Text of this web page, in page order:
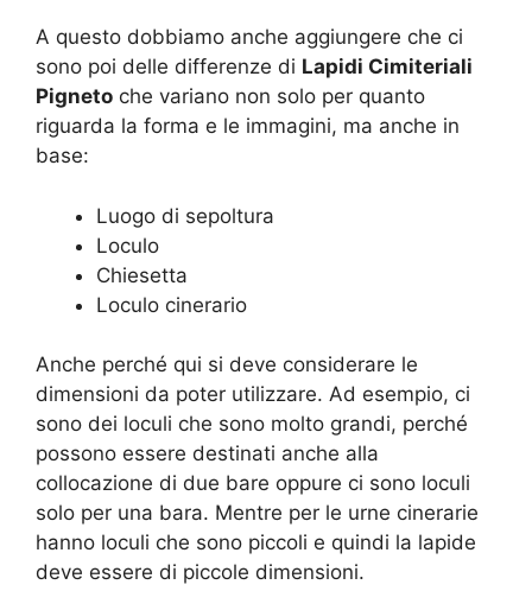
A questo dobbiamo anche aggiungere che ci
sono poi delle differenze di Lapidi Cimiteriali
Pigneto che variano non solo per quanto
riguarda la forma e le immagini, ma anche in
base:
Luogo di sepoltura
Loculo
Chiesetta
Loculo cinerario
Anche perché qui si deve considerare le
dimensioni da poter utilizzare. Ad esempio, ci
sono dei loculi che sono molto grandi, perché
possono essere destinati anche alla
collocazione di due bare oppure ci sono loculi
solo per una bara. Mentre per le urne cinerarie
hanno loculi che sono piccoli e quindi la lapide
deve essere di piccole dimensioni.